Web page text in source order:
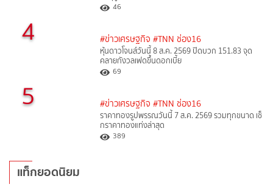
46
4 #ข่าวเศรษฐกิจ #TNN ช่อง16
หุ้นดาวโจนส์วันนี้ 8 ส.ค. 2569 ปิดบวก 151.83 จุด
คลายกังวลเฟดขึ้นดอกเบี้ย
69
5 #ข่าวเศรษฐกิจ #TNN ช่อง16
ราคาทองรูปพรรณวันนี้ 7 ส.ค. 2569 รวมทุกขนาด เช็
กราคาทองแท่งล่าสุด
389
แท็กยอดนิยม